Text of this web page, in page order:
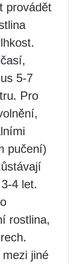
provádět
5-7
Pro
pučení)
4 let.
rostlina,
jiné